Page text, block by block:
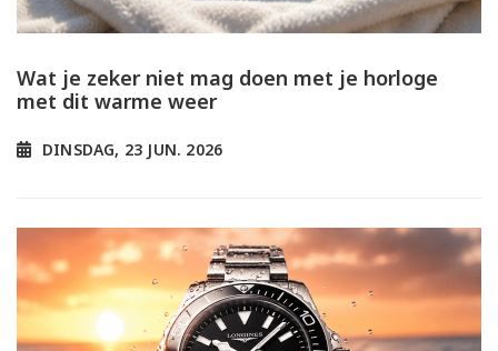
Wat je zeker niet mag doen met je horloge
met dit warme weer
DINSDAG, 23 JUN. 2026